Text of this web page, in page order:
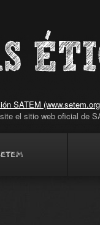
SATEM
el sitio web oficial de